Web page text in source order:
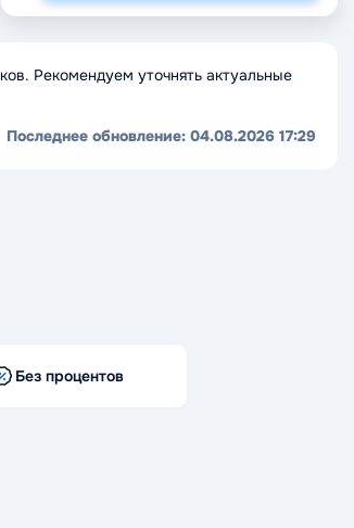
Рекомендуем уточнять актуальные
Последнее обновление: 04.08.2026 17:29
Без процентов